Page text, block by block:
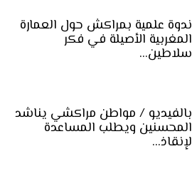
ندوة علمية بمراكش حول العمارة
المغربية الأصيلة في فكر
سلاطين…
بالفيديو / مواطن مراكشي يناشد
المحسنين ويطلب المساعدة
لإنقاذ…